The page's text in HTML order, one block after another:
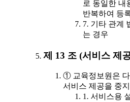
로 동일한 내
반복하여 등
7. 기타 관계
는 경우
제 13 조 (서비스 제
① 교육정보원은
서비스 제공을 중
1. 서비스용